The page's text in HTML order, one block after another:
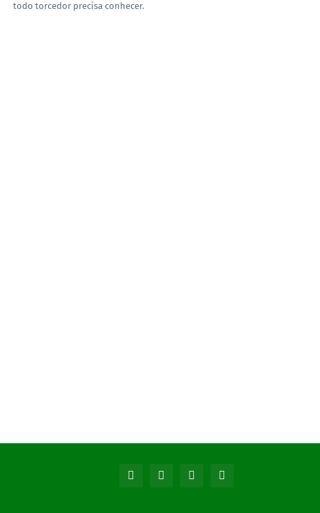
todo torcedor precisa conhecer.